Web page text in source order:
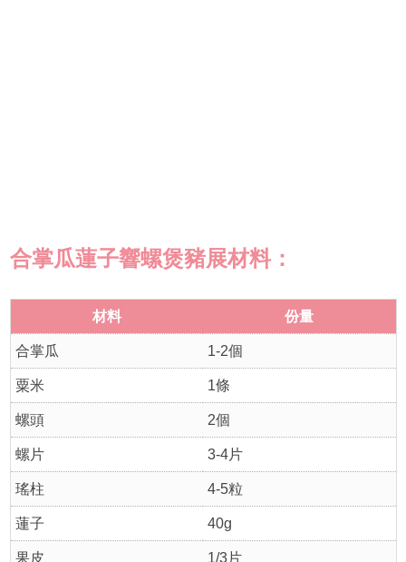
合掌瓜蓮子響螺煲豬展材料：
材料 份量
合掌瓜 1-2個
粟米 1條
螺頭 2個
螺片 3-4片
瑤柱 4-5粒
蓮子 40g
果皮 1/3片